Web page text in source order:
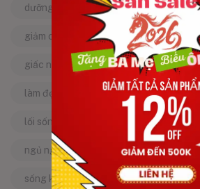
dưỡng da tự nhiên dưỡng sinh
giảm căng thẳng giảm stress
giấc ngủ ngon kinh nghiệm dân
làm đẹp từ bên trong làm đẹp tự
lối sống lành mạnh mật ong
ngủ ngon năng lượng tích cực
sống khỏe mỗi ngày sống khỏe